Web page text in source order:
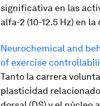
significativa en las
alfa-2 (10-12.5 Hz) en
Neurochemical and
of exercise
Tanto la carrera
plasticidad